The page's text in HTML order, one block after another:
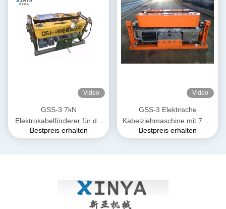
Video
GSS-3 7kN
Elektrokabelförderer für die
unterirdische
Bestpreis erhalten
Video
GSS-3 Elektrische
Kabelziehmaschine mit 7 kN
Zugkraft, CE-zertifiziert &
Bestpreis erhalten